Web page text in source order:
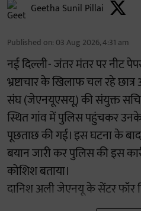
Geetha Sunil Pillai
Published on: 03 Aug 2026, 4:31 am
नई दिल्ली- जंतर मंतर पर नीट
भ्रष्टाचार के खिलाफ चल रहे
संघ (जेएनयूएसयू) की संयुक्त
स्थित गांव में पुलिस पहुंचकर
पूछताछ की गई। इस घटना के
बयान जारी कर पुलिस की इस
कोशिश बताया।
दानिश अली जेएनयू के सेंटर फॉर